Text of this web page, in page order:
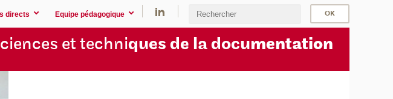
directs Equipe pédagogique
et techniques de la documentation